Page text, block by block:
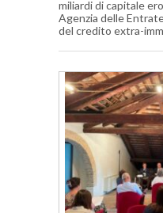
miliardi di capitale
Agenzia delle
del credito extra-